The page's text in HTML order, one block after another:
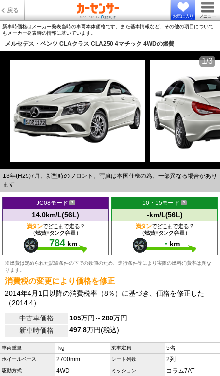
戻る
お気に入り メニュー
新車時価格はメーカー発表当時の車両本体価格です。また基本情報など、その他の項目について
もメーカー発表時の情報に基いています。
メルセデス・ベンツ CLAクラス CLA250 4マチック 4WDの燃費
13年(H25)7月、新型時のフロント。写真は本国仕様の為、一部異なる場合があり
ます
1/3
JC08モード
14.0km/L(56L)
満タンでどこまで走る？
（燃費×タンク容量）
784 km
10・15モード
-km/L(56L)
満タンでどこまで走る？
（燃費×タンク容量）
- km
※燃費は定められた試験条件の下での数値のため、走行条件等により実際の燃料消費率は異な
ります。
消費税の変更により価格を修正
2014年4月1日以降の消費税率（8％）に基づき、価格を修正した
（2014.4）
中古車価格
105万円～280万円
新車時価格
497.8万円(税込)
車両重量 -kg 乗車定員 5名
ホイールベース 2700mm シート列数 2列
駆動方式 4WD ミッション コラム7AT